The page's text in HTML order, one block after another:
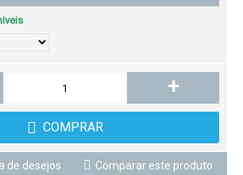
+
COMPRAR
de desejos Comparar este produto